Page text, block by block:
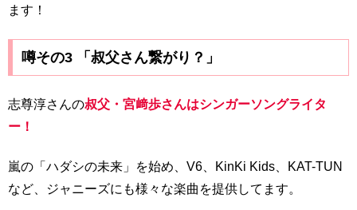
ます！
噂その3 「叔父さん繋がり？」
志尊淳さんの叔父・宮﨑歩さんはシンガーソングライタ
ー！
嵐の「ハダシの未来」を始め、V6、KinKi Kids、KAT-TUN
など、ジャニーズにも様々な楽曲を提供してます。